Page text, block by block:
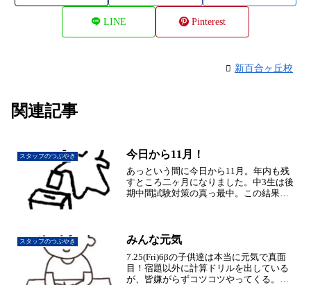
LINE Pinterest
新百合ヶ丘校
関連記事
スタッフのつぶやき 今日から11月！
あっという間に今日から11月。年内も残
すところ二ヶ月になりました。中3生は後
期中間試験対策の真っ最中。この結果よ
てきました。ハロウィ...
スタッフのつぶやき みんな元気
7.25(Fri)6βの子供達は本当に元気で真面
目！宿題以外に計算ドリルを出している
が、皆嫌がらずコツコツやってくる。